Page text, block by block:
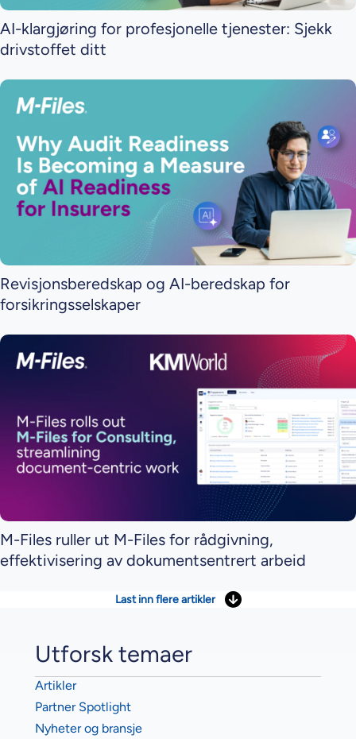
AI-klargjøring for profesjonelle tjenester: Sjekk
drivstoffet ditt
Revisjonsberedskap og AI-beredskap for
forsikringsselskaper
M-Files ruller ut M-Files for rådgivning,
effektivisering av dokumentsentrert arbeid
Last inn flere artikler
Utforsk temaer
Artikler
Partner Spotlight
Nyheter og bransje